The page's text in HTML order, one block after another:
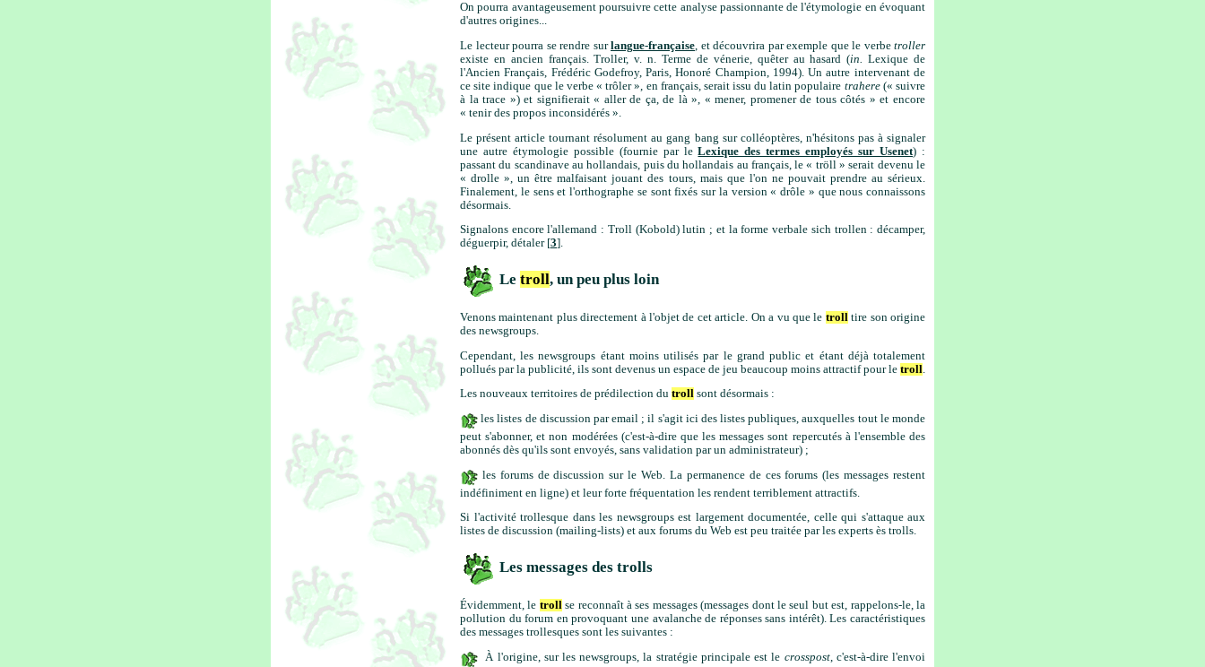
On pourra avantageusement poursuivre cette analyse passionnante de l'étymologie en évoquant
d'autres origines...
Le lecteur pourra se rendre surlangue-française, et découvrira par exemple que le verbe troller
existe en ancien français. Troller, v. n. Terme de vénerie, quêter au hasard (in. Lexique de
l'Ancien Français, Frédéric Godefroy, Paris, Honoré Champion, 1994). Un autre intervenant de
ce site indique que le verbe « trôler », en français, serait issu du latin populaire trahere(« suivre
à la trace ») et signifierait « aller de ça, de là », « mener, promener de tous côtés » et encore
« tenir des propos inconsidérés ».
Le présent article tournant résolument au gang bang sur colléoptères, n'hésitons pas à signaler
une autre étymologie possible (fournie par leLexique des termes employés sur Usenet) :
passant du scandinave au hollandais, puis du hollandais au français, le « tröll » serait devenu le
« drolle », un être malfaisant jouant des tours, mais que l'on ne pouvait prendre au sérieux.
Finalement, le sens et l'orthographe se sont fixés sur la version « drôle » que nous connaissons
désormais.
Signalons encore l'allemand : Troll (Kobold) lutin ; et la forme verbale sich trollen : décamper,
déguerpir, détaler [3].
Le troll, un peu plus loin
Venons maintenant plus directement à l'objet de cet article. On a vu que le trolltire son origine
des newsgroups.
Cependant, les newsgroups étant moins utilisés par le grand public et étant déjà totalement
pollués par la publicité, ils sont devenus un espace de jeu beaucoup moins attractif pour le troll
Les nouveaux territoires de prédilection du troll sont désormais :
les listes de discussion par email ; il s'agit ici des listes publiques, auxquelles tout le monde
peut s'abonner, et non modérées (c'est-à-dire que les messages sont repercutés à l'ensemble des
abonnés dès qu'ils sont envoyés, sans validation par un administrateur) ;
les forums de discussion sur le Web. La permanence de ces forums (les messages restent
indéfiniment en ligne) et leur forte fréquentation les rendent terriblement attractifs.
Si l'activité trollesque dans les newsgroups est largement documentée, celle qui s'attaque aux
listes de discussion (mailing-lists) et aux forums du Web est peu traitée par les experts ès trolls.
Les messages des trolls
Évidemment, le trollse reconnaît à ses messages (messages dont le seul but est, rappelons-le, la
pollution du forum en provoquant une avalanche de réponses sans intérêt). Les caractéristiques
des messages trollesques sont les suivantes :
À l'origine, sur les newsgroups, la stratégie principale est le crosspost, c'est-à-dire l'envoi